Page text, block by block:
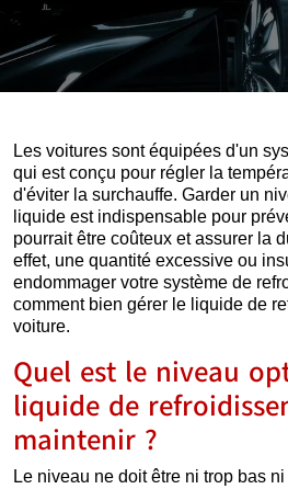
Les voitures sont équipées d'un
qui est conçu pour régler la
d'éviter la surchauffe. Garder un
liquide est indispensable pour
pourrait être coûteux et assurer la
effet, une quantité excessive ou
endommager votre système de
comment bien gérer le liquide de
voiture.
Quel est le niveau
liquide de
maintenir ?
Le niveau ne doit être ni trop bas